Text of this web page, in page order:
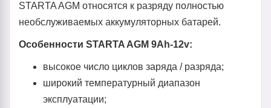
STARTA AGM относятся к разряду полностью
необслуживаемых аккумуляторных батарей.
Особенности STARTA AGM 9Ah-12v:
высокое число циклов заряда / разряда;
широкий температурный диапазон
эксплуатации;